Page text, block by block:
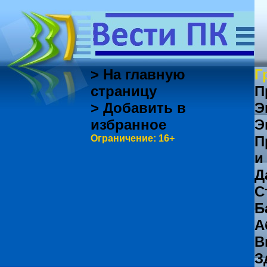
> На главную
страницу
> Добавить в
избранное
Ограничение: 16+